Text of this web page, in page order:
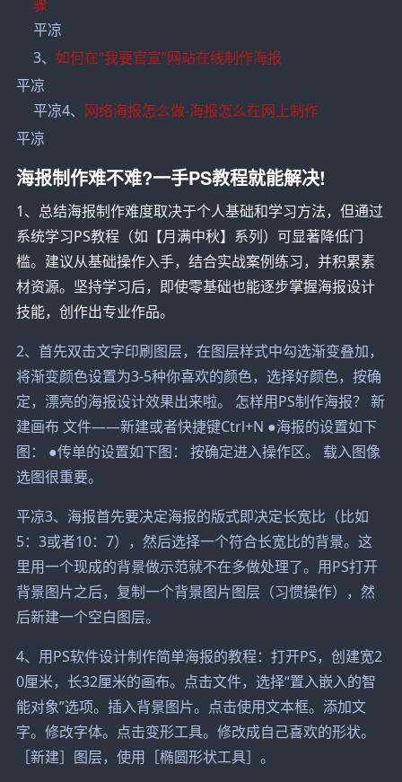
骤
平凉
3、如何在“我要官宣”网站在线制作海报
平凉
平凉4、 网络海报怎么做-海报怎么在网上制作
平凉
海报制作难不难?一手PS教程就能解决!
1、总结海报制作难度取决于个人基础和学习方法，但通过
系统学习PS教程（如【月满中秋】系列）可显著降低门
槛。建议从基础操作入手，结合实战案例练习，并积累素
材资源。坚持学习后，即使零基础也能逐步掌握海报设计
技能，创作出专业作品。
2、首先双击文字印刷图层，在图层样式中勾选渐变叠加，
将渐变颜色设置为3-5种你喜欢的颜色，选择好颜色，按确
定，漂亮的海报设计效果出来啦。 怎样用PS制作海报？ 新
建画布 文件——新建或者快捷键Ctrl+N ●海报的设置如下
图： ●传单的设置如下图： 按确定进入操作区。 载入图像
选图很重要。
平凉3、海报首先要决定海报的版式即决定长宽比（比如
5：3或者10：7），然后选择一个符合长宽比的背景。这
里用一个现成的背景做示范就不在多做处理了。用PS打开
背景图片之后，复制一个背景图片图层（习惯操作），然
后新建一个空白图层。
4、用PS软件设计制作简单海报的教程：打开PS，创建宽2
0厘米，长32厘米的画布。点击文件，选择“置入嵌入的智
能对象”选项。插入背景图片。点击使用文本框。添加文
字。修改字体。点击变形工具。修改成自己喜欢的形状。
［新建］图层，使用［椭圆形状工具］。